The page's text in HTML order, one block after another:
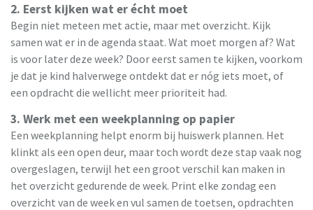
2. Eerst kijken wat er écht moet
Begin niet meteen met actie, maar met overzicht. Kijk
samen wat er in de agenda staat. Wat moet morgen af? Wat
is voor later deze week? Door eerst samen te kijken, voorkom
je dat je kind halverwege ontdekt dat er nóg iets moet, of
een opdracht die wellicht meer prioriteit had.
3. Werk met een weekplanning op papier
Een weekplanning helpt enorm bij huiswerk plannen. Het
klinkt als een open deur, maar toch wordt deze stap vaak nog
overgeslagen, terwijl het een groot verschil kan maken in
het overzicht gedurende de week. Print elke zondag een
overzicht van de week en vul samen de toetsen, opdrachten